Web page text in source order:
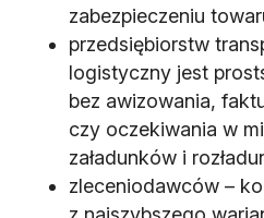
zabezpieczeniu
przedsiębiorstw
logistyczny jest
bez awizowania,
czy oczekiwania w
załadunków i
zleceniodawców –